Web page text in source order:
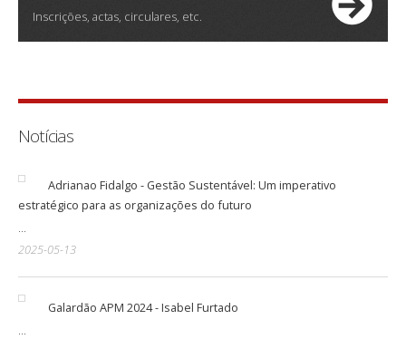
Inscrições, actas, circulares, etc.
Notícias
Adrianao Fidalgo - Gestão Sustentável: Um imperativo
estratégico para as organizações do futuro
...
2025-05-13
Galardão APM 2024 - Isabel Furtado
...